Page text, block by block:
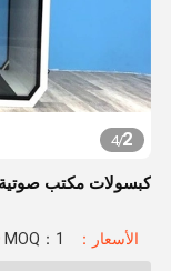
2
/
4
كبسولات مكتب صوتية
الأسعار：US$4,050 MOQ：1 قطعة